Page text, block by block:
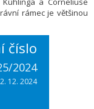
rámec je většinou
obavy na pozadí
číslo
2024
12. 2024